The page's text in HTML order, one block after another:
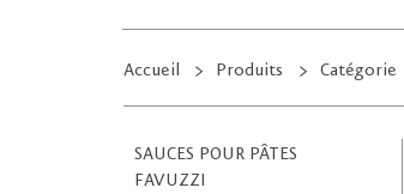
Accueil Produits Catégorie
SAUCES POUR PÂTES
FAVUZZI